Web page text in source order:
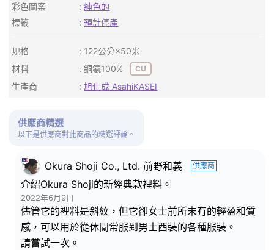
彩色圖案
純色的
標籤
預計停產
規格
122公分×50米
材料
銅氨100% CU
生產商 旭化成 AsahiKASEI
供應商精選
以下是供應商對此商品的精選評論。
Okura Shoji Co., Ltd. 前野和義 供應商
介紹Okura Shoji的新經典款裡料。
2022年6月9日
儘管它的裡料是斜紋，但它卻女士前所未有的輕盈和質
感，可以用於從休閒常服到男士西裝的各種服裝。
請嘗試一次。